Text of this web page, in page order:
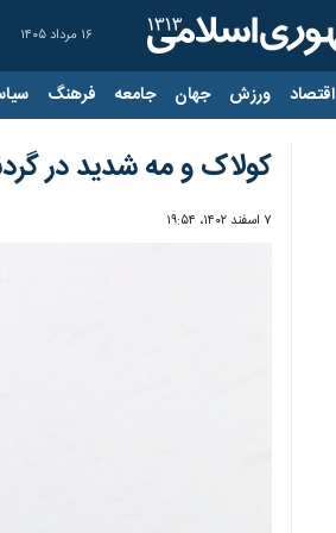
۱۶ مرداد ۱۴۰۵
اقتصاد ورزش جهان جامعه فرهنگ
کولاک و مه شدید در
۷ اسفند ۱۴۰۲، ۱۹:۵۴